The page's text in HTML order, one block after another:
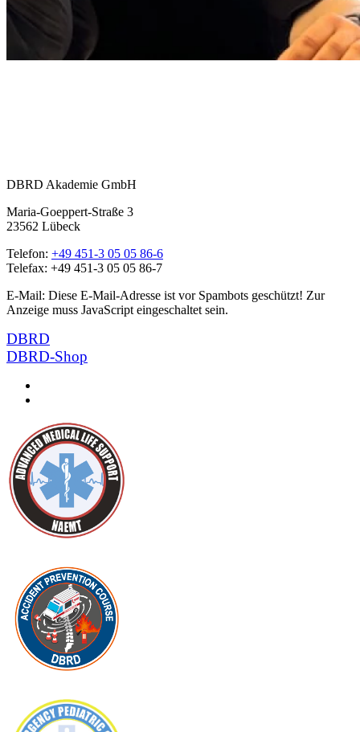
DBRD Akademie GmbH
Maria-Goeppert-Straße 3
23562 Lübeck
Telefon: +49 451-3 05 05 86-6
Telefax: +49 451-3 05 05 86-7
E-Mail: Diese E-Mail-Adresse ist vor Spambots geschützt! Zur
Anzeige muss JavaScript eingeschaltet sein.
DBRD
DBRD-Shop